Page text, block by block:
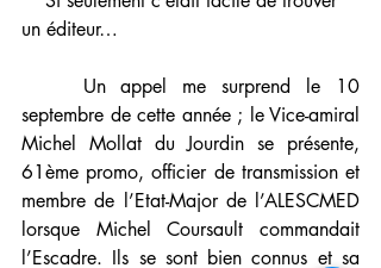
un éditeur…
septembre de cette année ; le Vice-amiral
Michel Mollat du Jourdin se présente,
61ème promo, officier de transmission et
membre de l’Etat-Major de l’ALESCMED
lorsque Michel Coursault commandait
l’Escadre. Ils se sont bien connus et sa